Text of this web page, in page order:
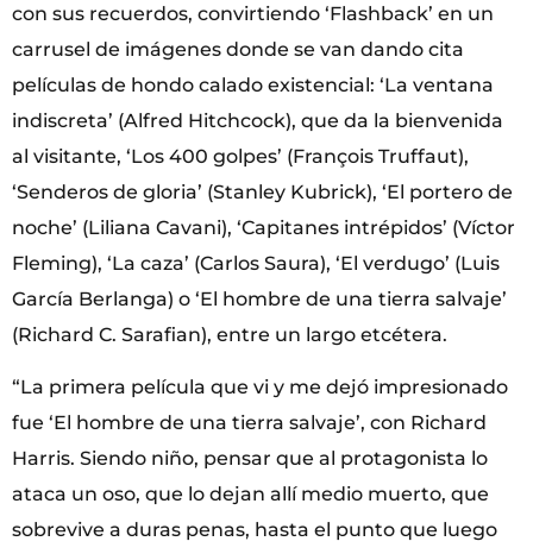
con sus recuerdos, convirtiendo ‘Flashback’ en un
carrusel de imágenes donde se van dando cita
películas de hondo calado existencial: ‘La ventana
indiscreta’ (Alfred Hitchcock), que da la bienvenida
al visitante, ‘Los 400 golpes’ (François Truffaut),
‘Senderos de gloria’ (Stanley Kubrick), ‘El portero de
noche’ (Liliana Cavani), ‘Capitanes intrépidos’ (Víctor
Fleming), ‘La caza’ (Carlos Saura), ‘El verdugo’ (Luis
García Berlanga) o ‘El hombre de una tierra salvaje’
(Richard C. Sarafian), entre un largo etcétera.
“La primera película que vi y me dejó impresionado
fue ‘El hombre de una tierra salvaje’, con Richard
Harris. Siendo niño, pensar que al protagonista lo
ataca un oso, que lo dejan allí medio muerto, que
sobrevive a duras penas, hasta el punto que luego